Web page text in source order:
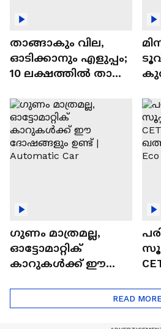
താങ്ങാകും വില,
ഓടിക്കാനും എളുപ്പം;
10 ലക്ഷത്തിൽ താഴെ
ഓട്ടോമാറ്റിക്ക്
എസ്‍യുവികൾ
ഗുണം മാത്രമല്ല,
ഓട്ടോമാറ്റിക്
കാറുകൾക്ക് ഈ
READ